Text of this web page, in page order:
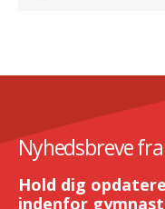
Nyhedsbreve
Hold dig
indenfor